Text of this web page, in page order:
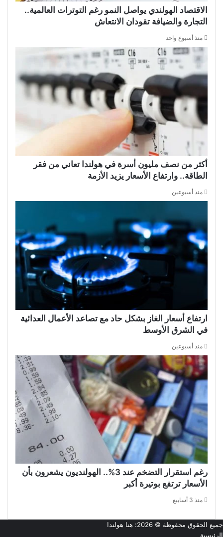
الاقتصاد الهولندي يواصل النمو رغم التوترات العالمية..
التجارة والضيافة تقودان الانتعاش
منذ أسبوع واحد
أكثر من نصف مليون أسرة في هولندا تعاني من فقر
الطاقة.. وارتفاع الأسعار يزيد الأزمة
منذ أسبوعين
ارتفاع أسعار الغاز بشكل حاد مع تصاعد الأعمال العدائية
في الشرق الأوسط
منذ أسبوعين
رغم استقرار التضخم عند 3%.. الهولنديون يشعرون بأن
الأسعار ترتفع بوتيرة أكبر
منذ 3 أسابيع
جميع الحقوق محفوظة © 2026:
هنا هولندا
الرئيسية